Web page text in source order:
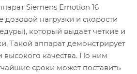
Siemens Emotion 16
дозовой нагрузки и скорости
который выдает четкие и
Такой аппарат демонстрирует
высокого качества. По ним
сроки может поставить